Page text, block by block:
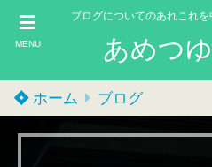
MENU
ブログについてのあれこれを
あめつ
ホーム ブログ